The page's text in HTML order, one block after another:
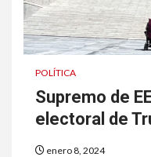
POLÍTICA
Supremo de
electoral de
enero 8, 2024